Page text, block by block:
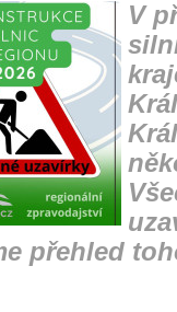
V
přehled